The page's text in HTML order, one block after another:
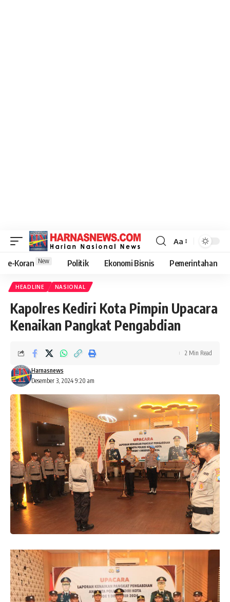
Aa
e-Koran New Politik Ekonomi Bisnis Pemerintahan
HEADLINE NASIONAL
Kapolres Kediri Kota Pimpin Upacara
Kenaikan Pangkat Pengabdian
Desember 3, 2024 9:20 am
Harnasnews
2 Min Read